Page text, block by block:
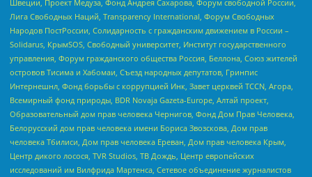
Швеции, Проект Медуза, Фонд Андрея Сахарова, Форум свободной России,
Лига Свободных Наций, Transparеncy International, Форум Свободных
Народов ПостРоссии, Солидарность с гражданским движением в России –
Solidarus, КрымSOS, Свободный университет, Институт государственного
управления, Форум гражданского общества Россия, Беллона, Союз жителей
островов Тисима и Хабомаи, Съезд народных депутатов, Гринпис
Интернешнл, Фонд борьбы с коррупцией Инк, Завет церквей TCCN, Агора,
Всемирный фонд природы, BDR Novaja Gazeta-Europe, Алтай проект,
Образовательный дом прав человека Чернигов, Фонд Дом Прав Человека,
Белорусский дом прав человека имени Бориса Звозскова, Дом прав
человека Тбилиси, Дом прав человека Ереван, Дом прав человека Крым,
Центр дикого лосося, TVR Studios, ТВ Дождь, Центр европейских
исследований им Вилфрида Мартенса, Сетевое объединение журналистов